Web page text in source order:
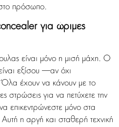
στο πρόσωπο.
για ώριμες
είναι μόνο η μισή μάχη. Ο
εξίσου —αν όχι
έχουν να κάνουν με το
στρώσεις για να πετύχετε την
επικεντρώνεστε μόνο στα
η αργή και σταθερή τεχνική